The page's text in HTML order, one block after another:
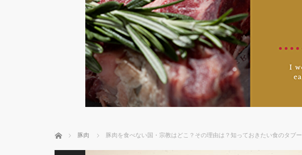
ホーム 豚肉 豚肉を食べない国・宗教はどこ？その理由は？知っておきたい食のタブー